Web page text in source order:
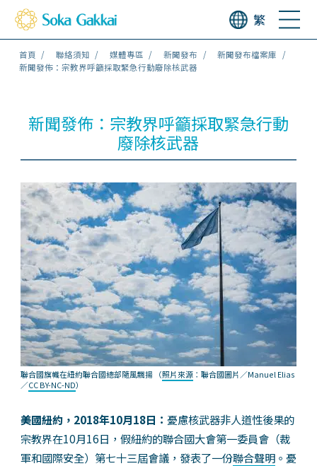
繁
首頁 聯絡須知 媒體專區 新聞發布
新聞發布檔案庫
新聞發佈：宗教界呼籲採取緊急行動廢除核武器
新聞發佈：宗教界呼籲採取緊急行動
廢除核武器
聯合國旗幟在紐約聯合國總部隨風飄揚 （照片來源：聯合國圖片／Manuel Elias
／CC BY-NC-ND）
美國紐約，2018年10月18日： 憂慮核武器非人道性後果的
宗教界在10月16日，假紐約的聯合國大會第一委員會（裁
軍和國際安全）第七十三屆會議，發表了一份聯合聲明。憂